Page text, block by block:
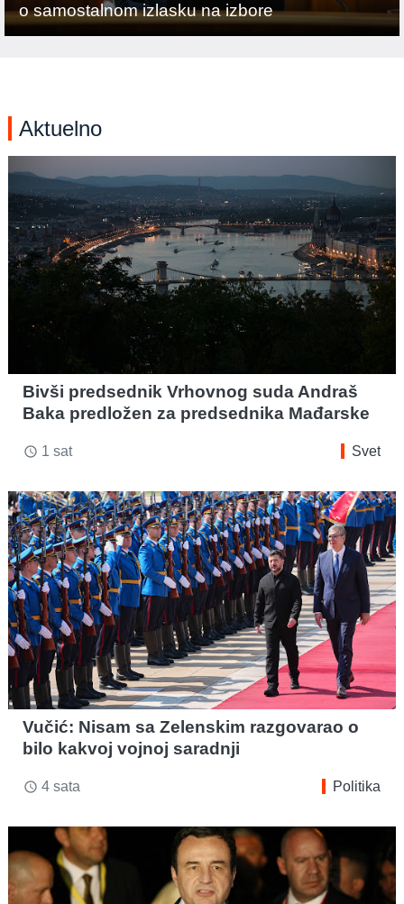
o samostalnom izlasku na izbore
Aktuelno
Bivši predsednik Vrhovnog suda Andraš
Baka predložen za predsednika Mađarske
access_time 1 sat Svet
Vučić: Nisam sa Zelenskim razgovarao o
bilo kakvoj vojnoj saradnji
access_time 4 sata Politika